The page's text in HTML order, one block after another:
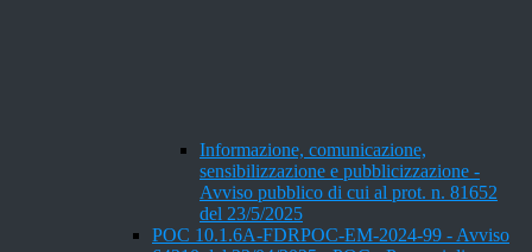
Informazione, comunicazione,
sensibilizzazione e pubblicizzazione -
Avviso pubblico di cui al prot. n. 81652
del 23/5/2025
POC 10.1.6A-FDRPOC-EM-2024-99 - Avviso